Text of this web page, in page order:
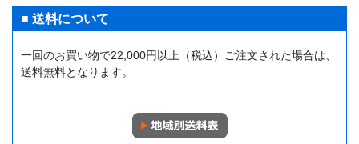
■ 送料について
一回のお買い物で22,000円以上（税込）ご注文された場合は、
送料無料となります。